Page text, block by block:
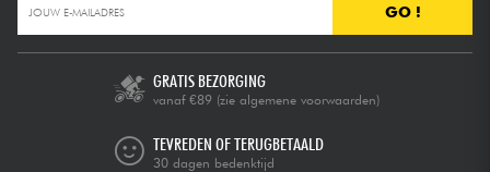
GO !
GRATIS BEZORGING
vanaf €89 (zie algemene voorwaarden)
TEVREDEN OF TERUGBETAALD
30 dagen bedenktijd